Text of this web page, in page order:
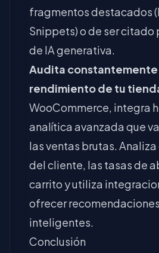
fragmentos destacados
Snippets) o de ser citado
de IA generativa.
Audita constantemente
rendimiento de tu
WooCommerce, integra
analítica avanzada que
las ventas brutas.
del cliente, las tasas de
carrito y utiliza
ofrecer
inteligentes.
Conclusión